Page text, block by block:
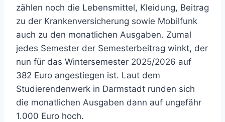
zählen noch die Lebensmittel, Kleidung, Beitrag
zu der Krankenversicherung sowie Mobilfunk
auch zu den monatlichen Ausgaben. Zumal
jedes Semester der Semesterbeitrag winkt, der
nun für das Wintersemester 2025/2026 auf
382 Euro angestiegen ist. Laut dem
Studierendenwerk in Darmstadt runden sich
die monatlichen Ausgaben dann auf ungefähr
1.000 Euro hoch.